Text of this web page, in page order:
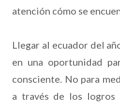
atención cómo se
Llegar al ecuador del
en una oportunidad
consciente. No para
a través de los logros